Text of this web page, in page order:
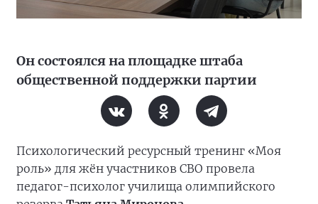
Он состоялся на площадке штаба
общественной поддержки партии
Психологический ресурсный тренинг «Моя
роль» для жён участников СВО провела
педагог-психолог училища олимпийского